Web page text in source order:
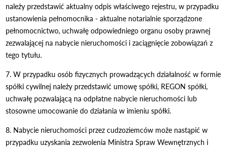
należy przedstawić aktualny odpis właściwego rejestru, w przypadku
ustanowienia pełnomocnika - aktualne notarialnie sporządzone
pełnomocnictwo, uchwałę odpowiedniego organu osoby prawnej
zezwalającej na nabycie nieruchomości i zaciągnięcie zobowiązań z
tego tytułu.
7. W przypadku osób fizycznych prowadzących działalność w formie
spółki cywilnej należy przedstawić umowę spółki, REGON spółki,
uchwałę pozwalającą na odpłatne nabycie nieruchomości lub
stosowne umocowanie do działania w imieniu spółki.
8. Nabycie nieruchomości przez cudzoziemców może nastąpić w
przypadku uzyskania zezwolenia Ministra Spraw Wewnętrznych i